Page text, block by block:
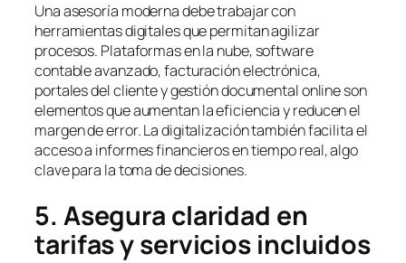
Una asesoría moderna debe trabajar con
herramientas digitales que permitan agilizar
procesos. Plataformas en la nube, software
contable avanzado, facturación electrónica,
portales del cliente y gestión documental online son
elementos que aumentan la eficiencia y reducen el
margen de error. La digitalización también facilita el
acceso a informes financieros en tiempo real, algo
clave para la toma de decisiones.
5. Asegura claridad en
tarifas y servicios incluidos